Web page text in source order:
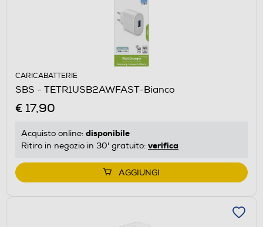
CARICABATTERIE
SBS - TETR1USB2AWFAST-Bianco
€ 17,90
Acquisto online: disponibile
Ritiro in negozio in 30' gratuito: verifica
AGGIUNGI